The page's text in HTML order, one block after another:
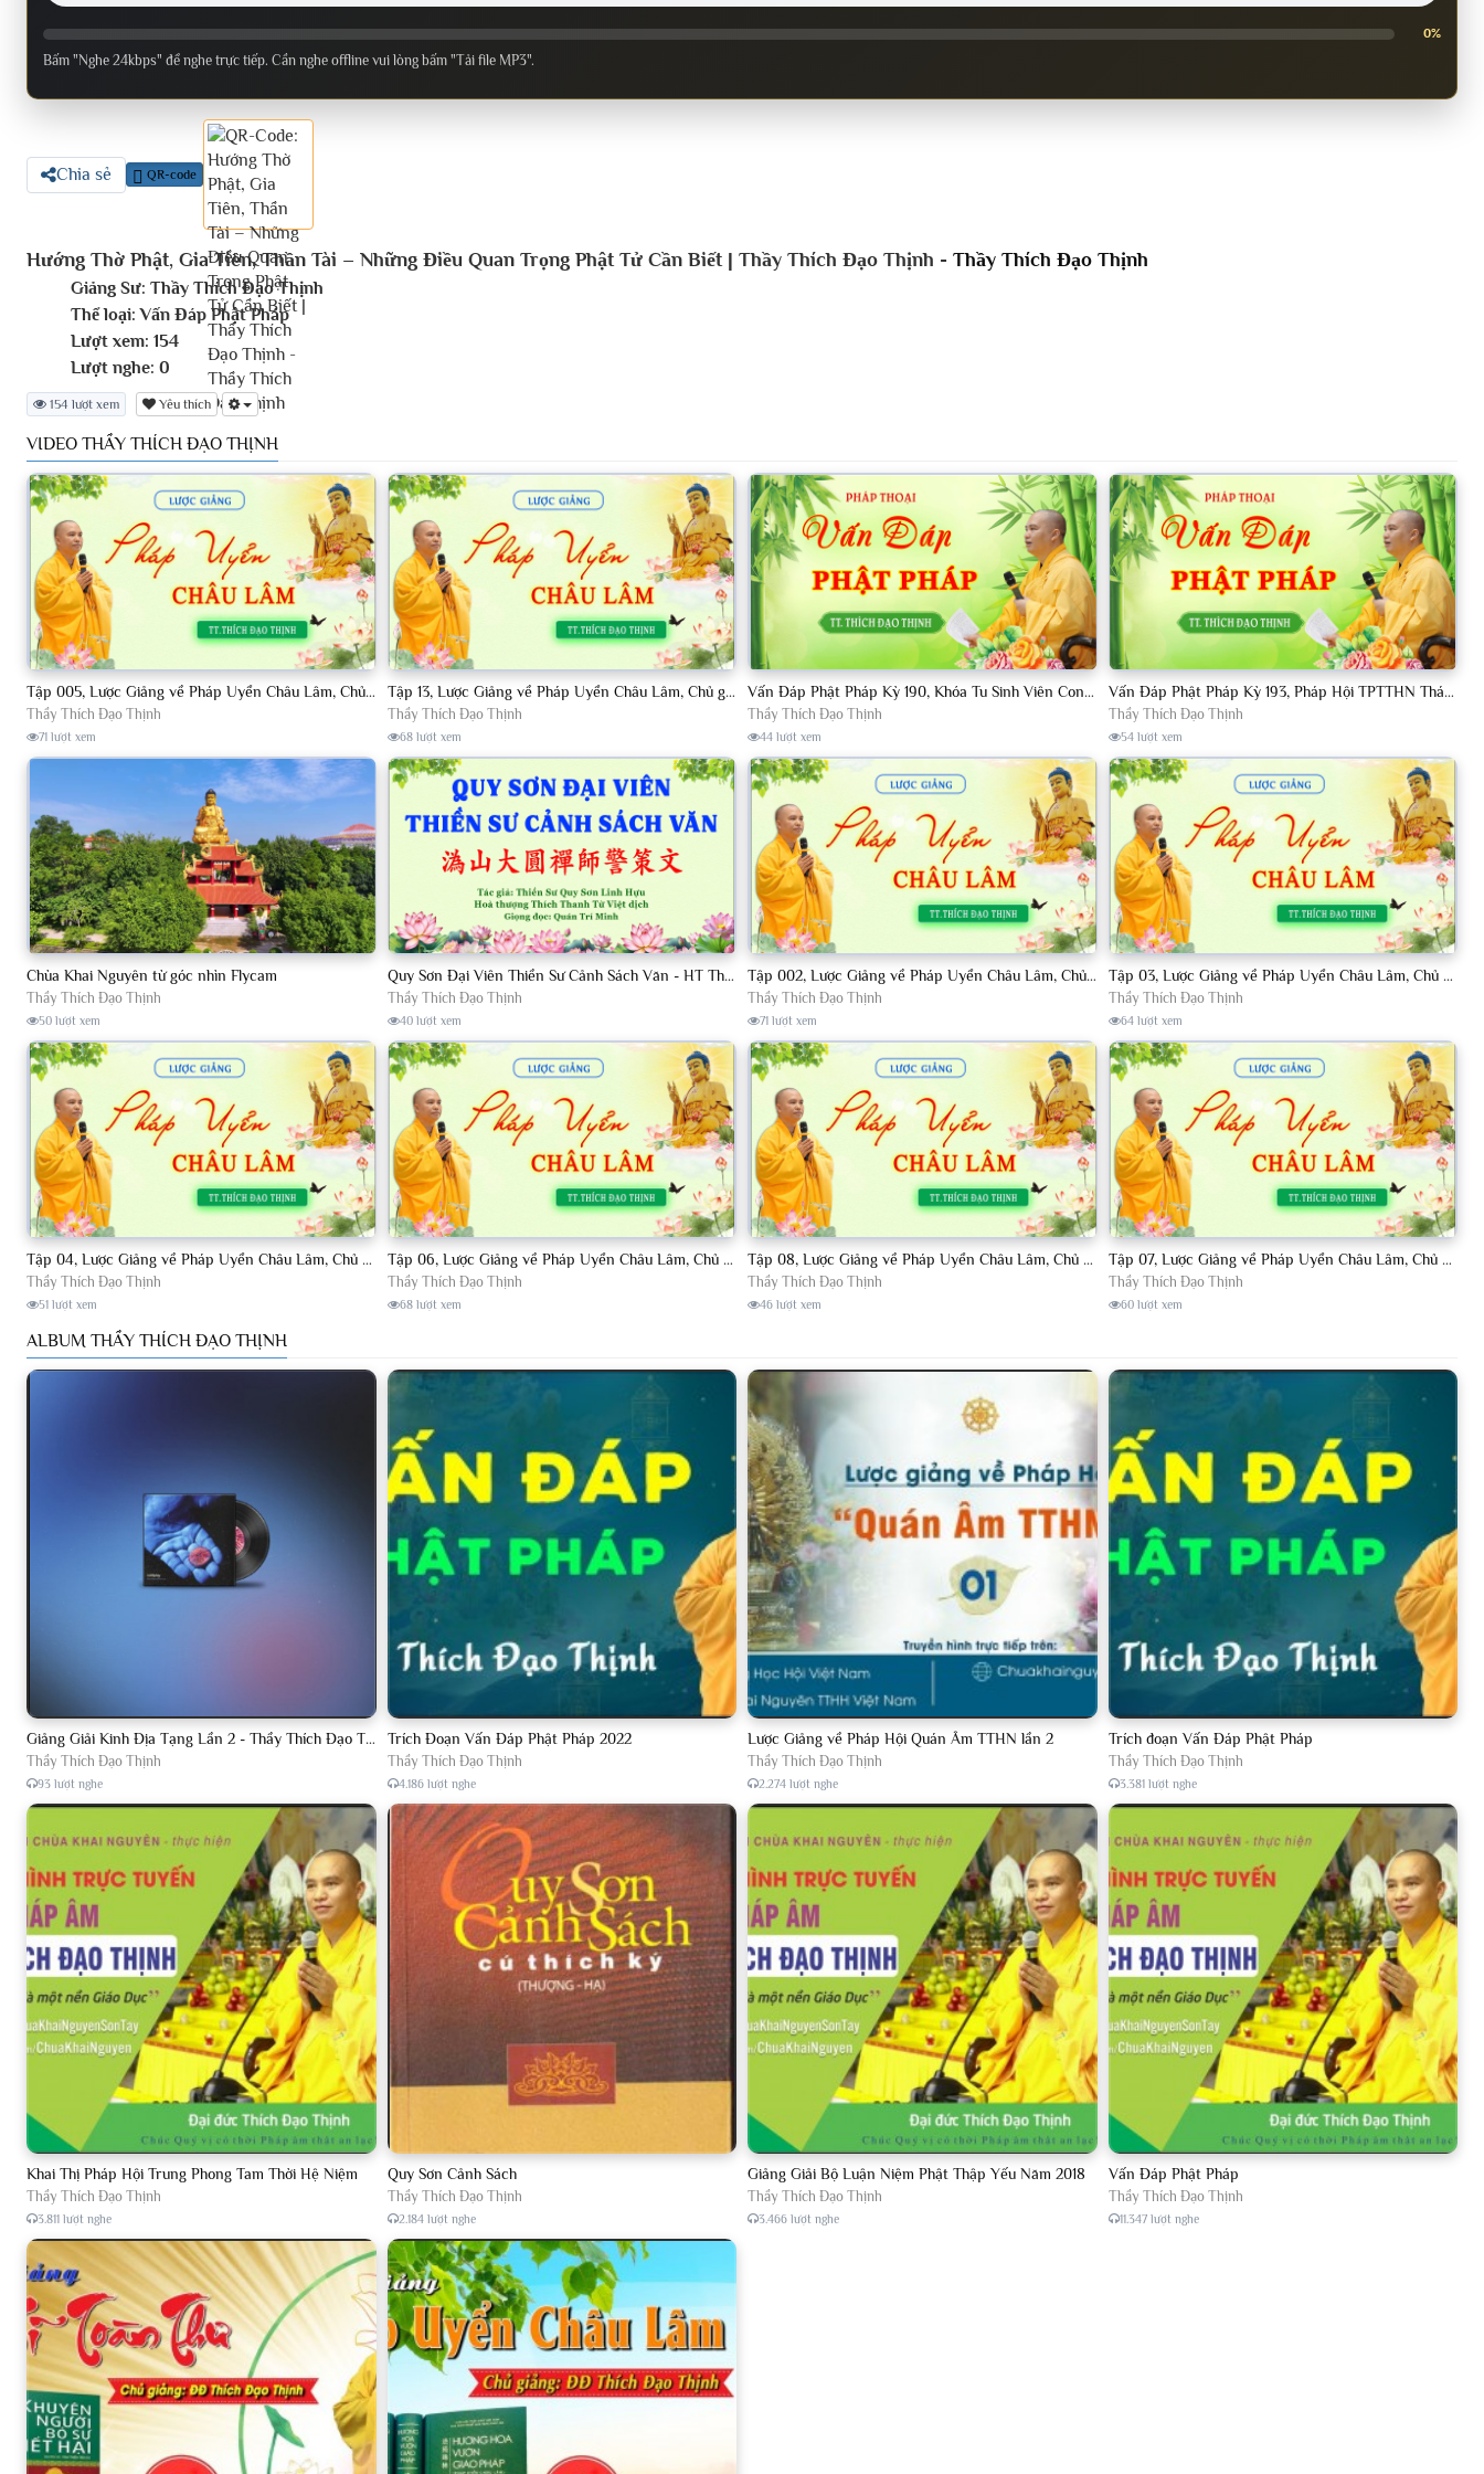
0%
Bấm "Nghe 24kbps" để nghe trực tiếp. Cần nghe offline vui lòng bấm "Tải file MP3".
Chia sẻ QR-code
Hướng Thờ Phật, Gia Tiên, Thần Tài – Những Điều Quan Trọng Phật Tử Cần Biết | Thầy Thích Đạo Thịnh - Thầy Thích Đạo Thịnh
Giảng Sư: Thầy Thích Đạo Thịnh
Thể loại: Vấn Đáp Phật Pháp
Lượt xem: 154
Lượt nghe: 0
154 lượt xem Yêu thích
VIDEO THẦY THÍCH ĐẠO THỊNH
Tập 005, Lược Giảng về Pháp Uyển Châu Lâm, Chủ giảng TT Thích Đạo Thịnh
Thầy Thích Đạo Thịnh
71 lượt xem
Tập 13, Lược Giảng về Pháp Uyển Châu Lâm, Chủ giảng TT Thích Đạo Thịnh
Thầy Thích Đạo Thịnh
68 lượt xem
Vấn Đáp Phật Pháp Kỳ 190, Khóa Tu Sinh Viên Con Kể Bụt Nghe Tháng 05, 2023 TT. Thích Đạo Thịnh - CKN
Thầy Thích Đạo Thịnh
44 lượt xem
Vấn Đáp Phật Pháp Kỳ 193, Pháp Hội TPTTHN Tháng 04/2023 TT. Thích Đạo Thịnh - CKN
Thầy Thích Đạo Thịnh
54 lượt xem
Chùa Khai Nguyên từ góc nhìn Flycam
Thầy Thích Đạo Thịnh
50 lượt xem
Quy Sơn Đại Viên Thiền Sư Cảnh Sách Văn - HT Thích Thanh Từ Việt dịch
Thầy Thích Đạo Thịnh
40 lượt xem
Tập 002, Lược Giảng về Pháp Uyển Châu Lâm, Chủ giảng TT. Thích Đạo Thịnh
Thầy Thích Đạo Thịnh
71 lượt xem
Tập 03, Lược Giảng về Pháp Uyển Châu Lâm, Chủ giảng TT Thích Đạo Thịnh
Thầy Thích Đạo Thịnh
64 lượt xem
Tập 04, Lược Giảng về Pháp Uyển Châu Lâm, Chủ giảng TT. Thích Đạo Thịnh
Thầy Thích Đạo Thịnh
51 lượt xem
Tập 06, Lược Giảng về Pháp Uyển Châu Lâm, Chủ giảng TT. Thích Đạo Thịnh
Thầy Thích Đạo Thịnh
68 lượt xem
Tập 08, Lược Giảng về Pháp Uyển Châu Lâm, Chủ giảng TT. Thích Đạo Thịnh.
Thầy Thích Đạo Thịnh
46 lượt xem
Tập 07, Lược Giảng về Pháp Uyển Châu Lâm, Chủ giảng TT Thích Đạo Thịnh
Thầy Thích Đạo Thịnh
60 lượt xem
ALBUM THẦY THÍCH ĐẠO THỊNH
Giảng Giải Kinh Địa Tạng Lần 2 - Thầy Thích Đạo Thịnh - Diệu Pháp Khai Tâm
Thầy Thích Đạo Thịnh
93 lượt nghe
Trích Đoạn Vấn Đáp Phật Pháp 2022
Thầy Thích Đạo Thịnh
4.186 lượt nghe
Lược Giảng về Pháp Hội Quán Âm TTHN lần 2
Thầy Thích Đạo Thịnh
2.274 lượt nghe
Trích đoạn Vấn Đáp Phật Pháp
Thầy Thích Đạo Thịnh
3.381 lượt nghe
Khai Thị Pháp Hội Trung Phong Tam Thời Hệ Niệm
Thầy Thích Đạo Thịnh
3.811 lượt nghe
Quy Sơn Cảnh Sách
Thầy Thích Đạo Thịnh
2.184 lượt nghe
Giảng Giải Bộ Luận Niệm Phật Thập Yếu Năm 2018
Thầy Thích Đạo Thịnh
3.466 lượt nghe
Vấn Đáp Phật Pháp
Thầy Thích Đạo Thịnh
11.347 lượt nghe